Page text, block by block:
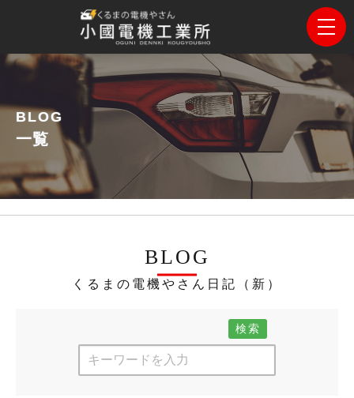
BLOG
一覧
BLOG
くるまの電機やさん日記（新）
検索